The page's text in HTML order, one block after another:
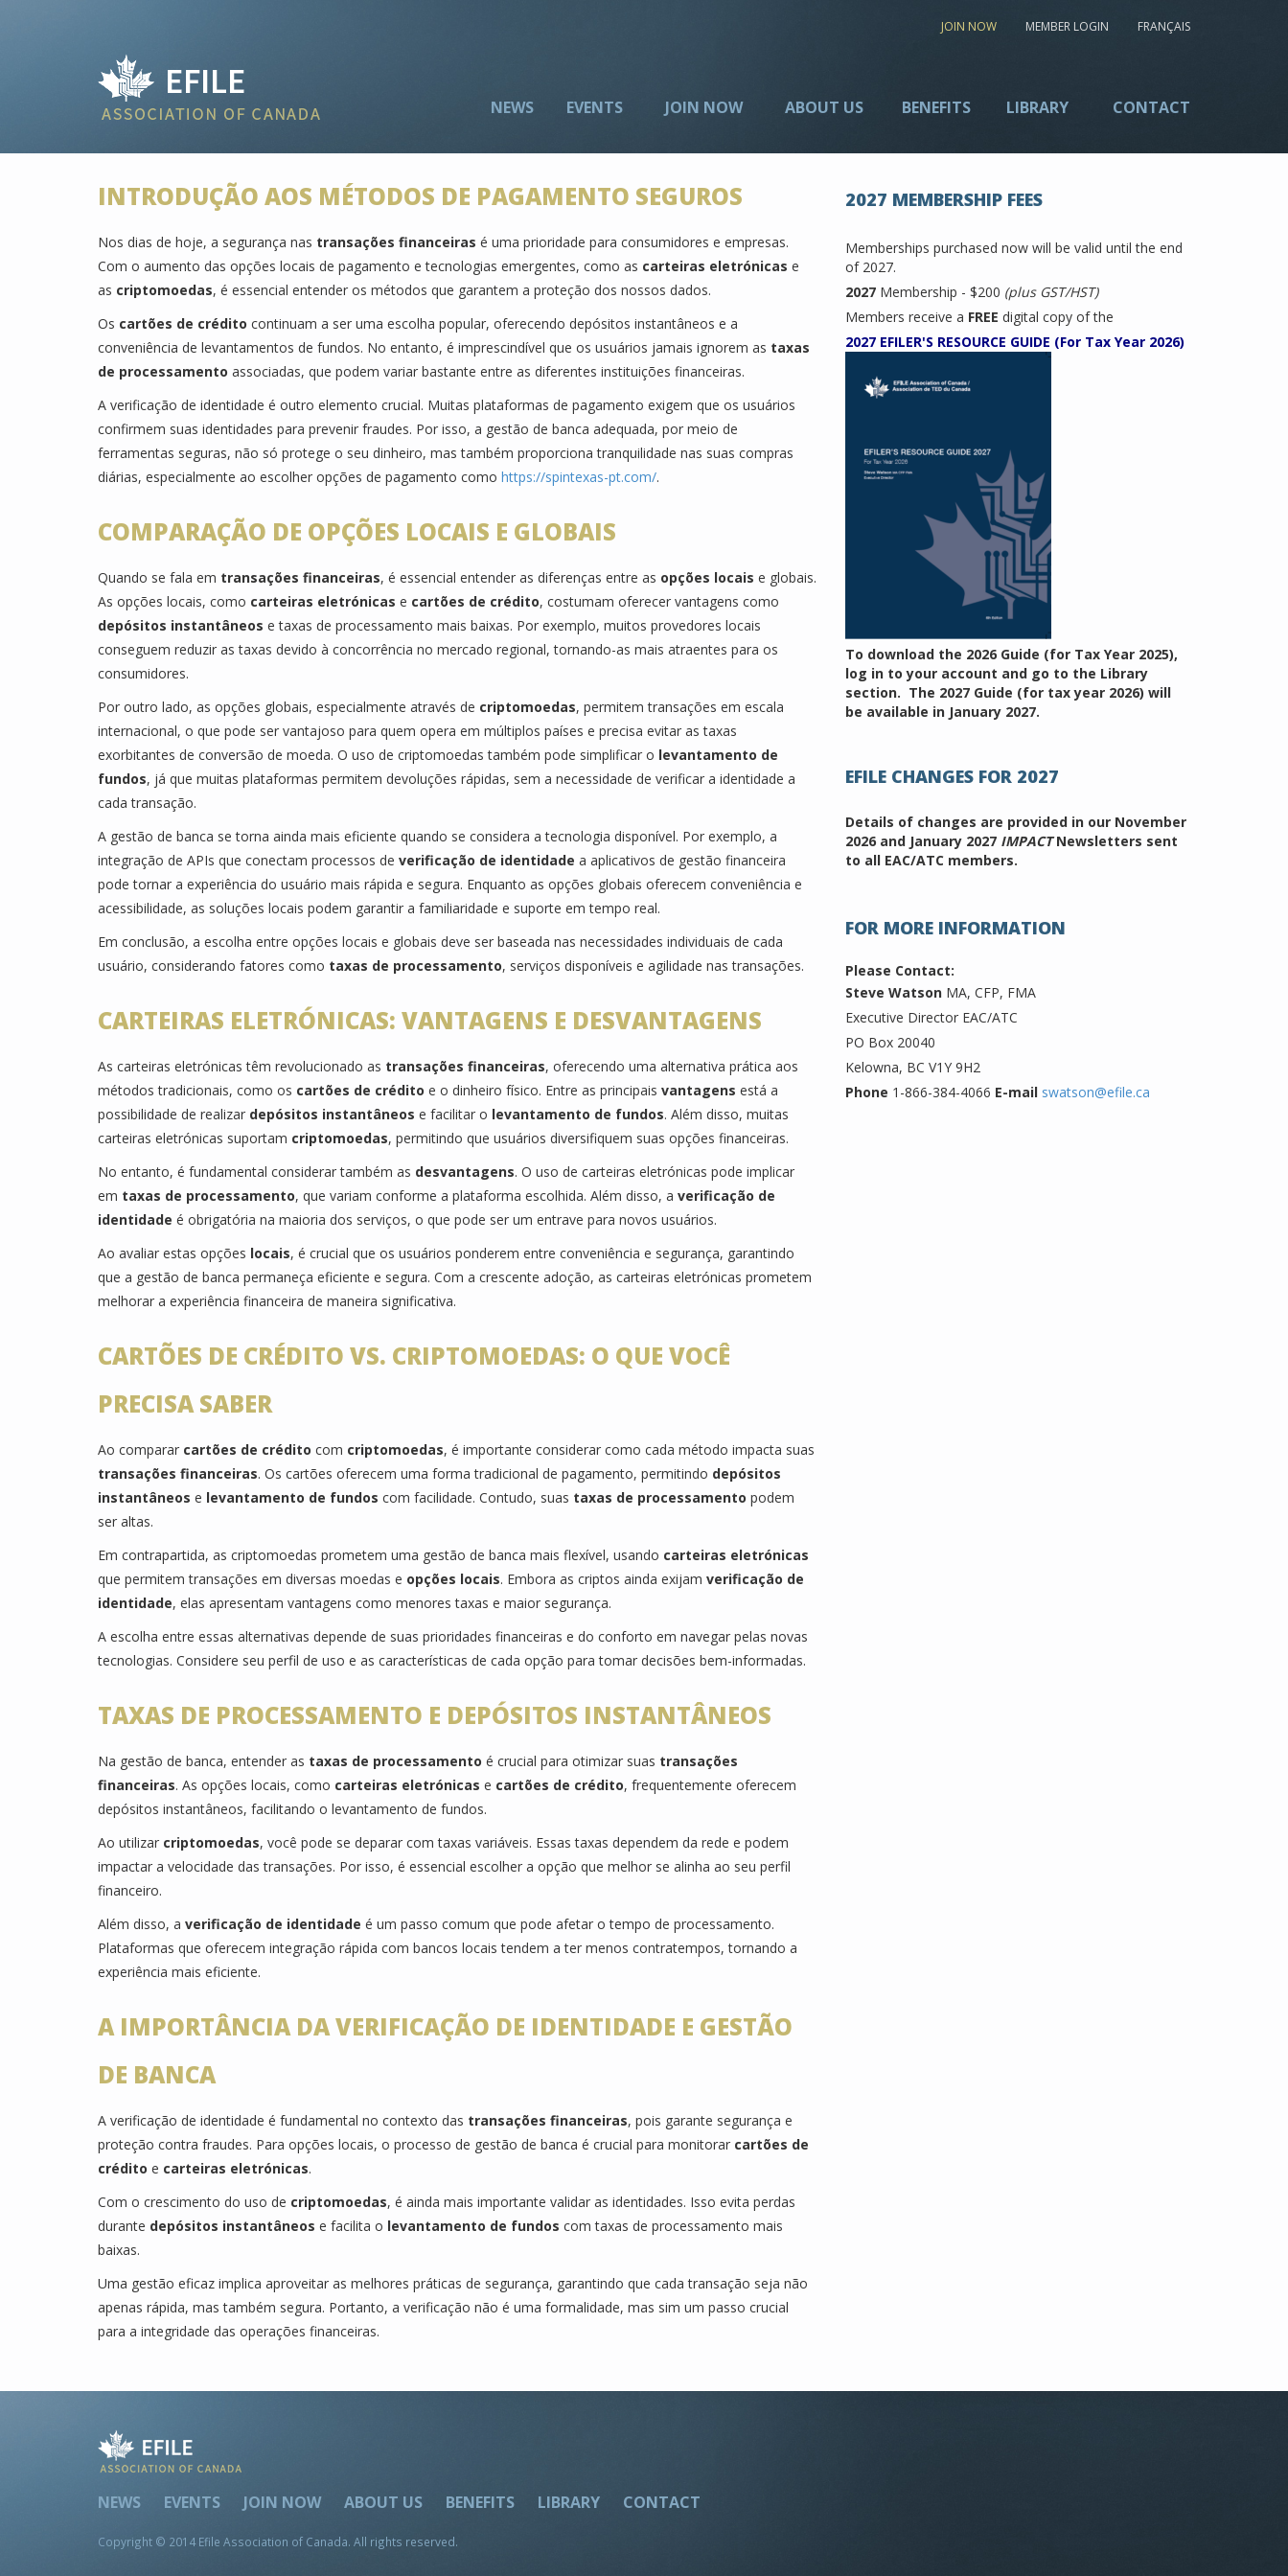
JOIN NOW MEMBER LOGIN FRANÇAIS
NEWS EVENTS JOIN NOW ABOUT US BENEFITS LIBRARY CONTACT
INTRODUÇÃO AOS MÉTODOS DE PAGAMENTO SEGUROS
Nos dias de hoje, a segurança nas transações financeiras é uma prioridade para consumidores e empresas.
Com o aumento das opções locais de pagamento e tecnologias emergentes, como as carteiras eletrónicas e
as criptomoedas, é essencial entender os métodos que garantem a proteção dos nossos dados.
Os cartões de crédito continuam a ser uma escolha popular, oferecendo depósitos instantâneos e a
conveniência de levantamentos de fundos. No entanto, é imprescindível que os usuários jamais ignorem as taxas
de processamento associadas, que podem variar bastante entre as diferentes instituições financeiras.
A verificação de identidade é outro elemento crucial. Muitas plataformas de pagamento exigem que os usuários
confirmem suas identidades para prevenir fraudes. Por isso, a gestão de banca adequada, por meio de
ferramentas seguras, não só protege o seu dinheiro, mas também proporciona tranquilidade nas suas compras
diárias, especialmente ao escolher opções de pagamento como https://spintexas-pt.com/.
COMPARAÇÃO DE OPÇÕES LOCAIS E GLOBAIS
Quando se fala em transações financeiras, é essencial entender as diferenças entre as opções locais e globais.
As opções locais, como carteiras eletrónicas e cartões de crédito, costumam oferecer vantagens como
depósitos instantâneos e taxas de processamento mais baixas. Por exemplo, muitos provedores locais
conseguem reduzir as taxas devido à concorrência no mercado regional, tornando-as mais atraentes para os
consumidores.
Por outro lado, as opções globais, especialmente através de criptomoedas, permitem transações em escala
internacional, o que pode ser vantajoso para quem opera em múltiplos países e precisa evitar as taxas
exorbitantes de conversão de moeda. O uso de criptomoedas também pode simplificar o levantamento de
fundos, já que muitas plataformas permitem devoluções rápidas, sem a necessidade de verificar a identidade a
cada transação.
A gestão de banca se torna ainda mais eficiente quando se considera a tecnologia disponível. Por exemplo, a
integração de APIs que conectam processos de verificação de identidade a aplicativos de gestão financeira
pode tornar a experiência do usuário mais rápida e segura. Enquanto as opções globais oferecem conveniência e
acessibilidade, as soluções locais podem garantir a familiaridade e suporte em tempo real.
Em conclusão, a escolha entre opções locais e globais deve ser baseada nas necessidades individuais de cada
usuário, considerando fatores como taxas de processamento, serviços disponíveis e agilidade nas transações.
CARTEIRAS ELETRÓNICAS: VANTAGENS E DESVANTAGENS
As carteiras eletrónicas têm revolucionado as transações financeiras, oferecendo uma alternativa prática aos
métodos tradicionais, como os cartões de crédito e o dinheiro físico. Entre as principais vantagens está a
possibilidade de realizar depósitos instantâneos e facilitar o levantamento de fundos. Além disso, muitas
carteiras eletrónicas suportam criptomoedas, permitindo que usuários diversifiquem suas opções financeiras.
No entanto, é fundamental considerar também as desvantagens. O uso de carteiras eletrónicas pode implicar
em taxas de processamento, que variam conforme a plataforma escolhida. Além disso, a verificação de
identidade é obrigatória na maioria dos serviços, o que pode ser um entrave para novos usuários.
Ao avaliar estas opções locais, é crucial que os usuários ponderem entre conveniência e segurança, garantindo
que a gestão de banca permaneça eficiente e segura. Com a crescente adoção, as carteiras eletrónicas prometem
melhorar a experiência financeira de maneira significativa.
CARTÕES DE CRÉDITO VS. CRIPTOMOEDAS: O QUE VOCÊ
PRECISA SABER
Ao comparar cartões de crédito com criptomoedas, é importante considerar como cada método impacta suas
transações financeiras. Os cartões oferecem uma forma tradicional de pagamento, permitindo depósitos
instantâneos e levantamento de fundos com facilidade. Contudo, suas taxas de processamento podem
ser altas.
Em contrapartida, as criptomoedas prometem uma gestão de banca mais flexível, usando carteiras eletrónicas
que permitem transações em diversas moedas e opções locais. Embora as criptos ainda exijam verificação de
identidade, elas apresentam vantagens como menores taxas e maior segurança.
A escolha entre essas alternativas depende de suas prioridades financeiras e do conforto em navegar pelas novas
tecnologias. Considere seu perfil de uso e as características de cada opção para tomar decisões bem-informadas.
TAXAS DE PROCESSAMENTO E DEPÓSITOS INSTANTÂNEOS
Na gestão de banca, entender as taxas de processamento é crucial para otimizar suas transações
financeiras. As opções locais, como carteiras eletrónicas e cartões de crédito, frequentemente oferecem
depósitos instantâneos, facilitando o levantamento de fundos.
Ao utilizar criptomoedas, você pode se deparar com taxas variáveis. Essas taxas dependem da rede e podem
impactar a velocidade das transações. Por isso, é essencial escolher a opção que melhor se alinha ao seu perfil
financeiro.
Além disso, a verificação de identidade é um passo comum que pode afetar o tempo de processamento.
Plataformas que oferecem integração rápida com bancos locais tendem a ter menos contratempos, tornando a
experiência mais eficiente.
A IMPORTÂNCIA DA VERIFICAÇÃO DE IDENTIDADE E GESTÃO
DE BANCA
A verificação de identidade é fundamental no contexto das transações financeiras, pois garante segurança e
proteção contra fraudes. Para opções locais, o processo de gestão de banca é crucial para monitorar cartões de
crédito e carteiras eletrónicas.
Com o crescimento do uso de criptomoedas, é ainda mais importante validar as identidades. Isso evita perdas
durante depósitos instantâneos e facilita o levantamento de fundos com taxas de processamento mais
baixas.
Uma gestão eficaz implica aproveitar as melhores práticas de segurança, garantindo que cada transação seja não
apenas rápida, mas também segura. Portanto, a verificação não é uma formalidade, mas sim um passo crucial
para a integridade das operações financeiras.
2027 MEMBERSHIP FEES
Memberships purchased now will be valid until the end
of 2027.
2027 Membership - $200 (plus GST/HST)
Members receive a FREE digital copy of the
2027 EFILER'S RESOURCE GUIDE (For Tax Year 2026)
To download the 2026 Guide (for Tax Year 2025),
log in to your account and go to the Library
section. The 2027 Guide (for tax year 2026) will
be available in January 2027.
EFILE CHANGES FOR 2027
Details of changes are provided in our November
2026 and January 2027 IMPACTNewsletters sent
to all EAC/ATC members.
FOR MORE INFORMATION
Please Contact:
Steve Watson MA, CFP, FMA
Executive Director EAC/ATC
PO Box 20040
Kelowna, BC V1Y 9H2
Phone 1-866-384-4066 E-mail swatson@efile.ca
NEWS EVENTS JOIN NOW ABOUT US BENEFITS LIBRARY CONTACT
Copyright © 2014 Efile Association of Canada. All rights reserved.